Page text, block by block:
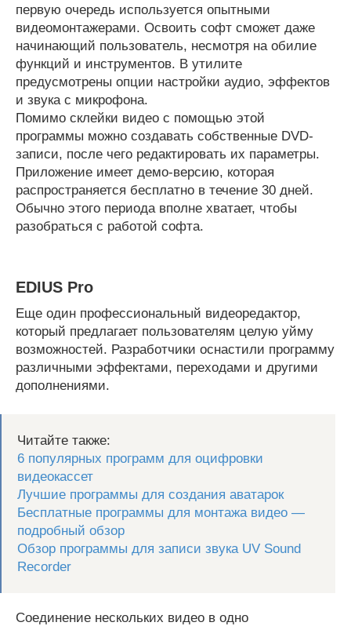
первую очередь используется опытными
видеомонтажерами. Освоить софт сможет даже
начинающий пользователь, несмотря на обилие
функций и инструментов. В утилите
предусмотрены опции настройки аудио, эффектов
и звука с микрофона.
Помимо склейки видео с помощью этой
программы можно создавать собственные DVD-
записи, после чего редактировать их параметры.
Приложение имеет демо-версию, которая
распространяется бесплатно в течение 30 дней.
Обычно этого периода вполне хватает, чтобы
разобраться с работой софта.
EDIUS Pro
Еще один профессиональный видеоредактор,
который предлагает пользователям целую уйму
возможностей. Разработчики оснастили программу
различными эффектами, переходами и другими
дополнениями.
Читайте также:
6 популярных программ для оцифровки
видеокассет
Лучшие программы для создания аватарок
Бесплатные программы для монтажа видео —
подробный обзор
Обзор программы для записи звука UV Sound
Recorder
Соединение нескольких видео в одно